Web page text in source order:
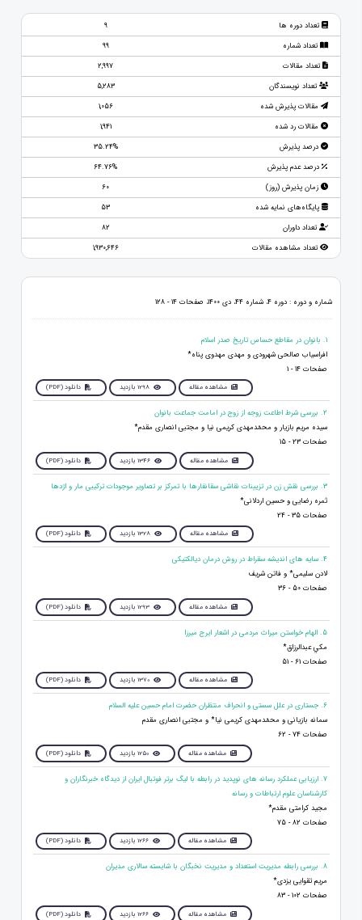
تعداد دوره ها
9
تعداد شماره
99
تعداد مقالات
2,997
تعداد نویسندگان
5,283
مقالات پذیرش شده
1,056
مقالات رد شده
1,941
درصد پذیرش
35.24%
درصد عدم پذیرش
64.76%
زمان پذیرش (روز)
60
پایگاه‌های نمایه شده
53
تعداد داوران
82
تعداد مشاهده مقالات
1,930,646
شماره و دوره : دوره 4، شماره 44، دی 1400، صفحات 14 - 128
1. بانوان در مقاطع حساس تاریخ صدر اسلام
افراسیاب صالحی شهرودی و مهدی مهدوی پناه*
صفحات 14 - 1
مشاهده مقاله 1298 بازدید دانلود (PDF)
2. بررسی شرط اطاعت زوجه از زوج در امامت جماعت بانوان
سیده مریم بازیار و محمّدمهدی کریمی نیا و مجتبی انصاری مقدم*
صفحات 23 - 15
مشاهده مقاله 1346 بازدید دانلود (PDF)
3. بررسی نقش زن در تزیینات نقاشی سقانفارها با تمرکز بر تصاویر موجودات ترکیبی مار و اژدها
ثمره رضايی و حسين اردلانی*
صفحات 35 - 24
مشاهده مقاله 1328 بازدید دانلود (PDF)
4. سایه های اندیشه سقراط در روش درمان دیالکتیکی
لادن سلیمی* و فاتن شریف
صفحات 50 - 36
مشاهده مقاله 1293 بازدید دانلود (PDF)
5. الهام خواستن ميراث مردمى در اشعار ايرج ميرزا
مكي عبدالرزاق*
صفحات 61 - 51
مشاهده مقاله 1370 بازدید دانلود (PDF)
6. جستاری در علل سستی و انحراف منتظران حضرت امام حسین علیه السلام
سمانه بازیانی و محمّدمهدی کریمی نیا* و مجتبی انصاری مقدم
صفحات 74 - 62
مشاهده مقاله 1250 بازدید دانلود (PDF)
7. ارزیابی عملکرد رسانه های نوپدید در رابطه با لیگ برتر فوتبال ایران از دیدگاه خبرنگاران و
کارشناسان علوم ارتباطات و رسانه
مجید کرامتی مقدم*
صفحات 82 - 75
مشاهده مقاله 1266 بازدید دانلود (PDF)
8. بررسی رابطه مدیریت استعداد و مدیریت نخبگان با شایسته سالاری مدیران
مریم تقوایی یزدی*
صفحات 102 - 83
مشاهده مقاله 1266 بازدید دانلود (PDF)